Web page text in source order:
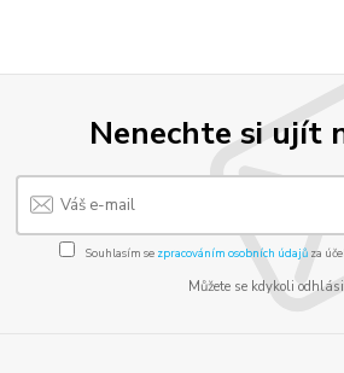
Nenechte si ujít
Souhlasím se zpracováním osobních údajůza
Můžete se kdykoli